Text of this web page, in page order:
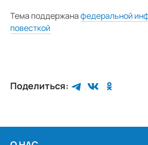
Тема поддержанафедеральной
повесткой
Поделиться: